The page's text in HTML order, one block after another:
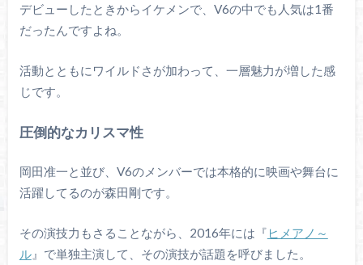
デビューしたときからイケメンで、V6の中でも人気は1番
だったんですよね。
活動とともにワイルドさが加わって、一層魅力が増した感
じです。
圧倒的なカリスマ性
岡田准一と並び、V6のメンバーでは本格的に映画や舞台に
活躍してるのが森田剛です。
その演技力もさることながら、2016年には『 ヒメアノ～
ル』で単独主演して、その演技が話題を呼びました。